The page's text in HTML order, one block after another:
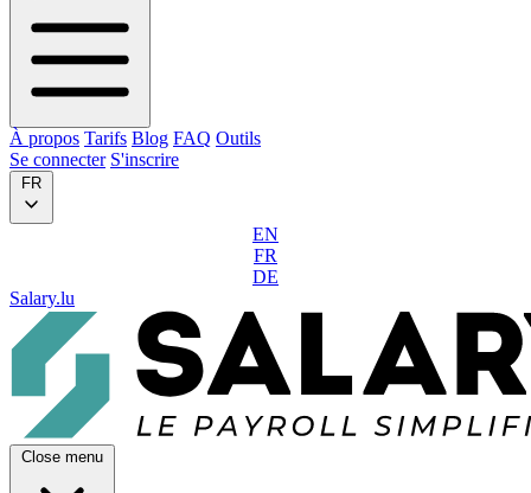
À propos Tarifs Blog FAQ Outils
Se connecter S'inscrire
FR
EN
FR
DE
Salary.lu
Close menu